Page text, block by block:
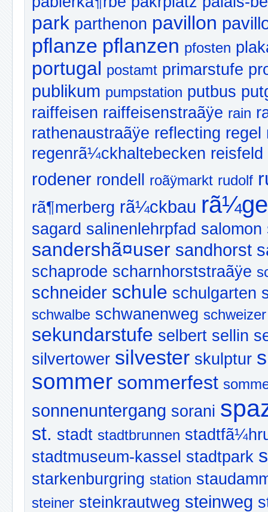
park parthenon pavillon
pflanze pflanzen pfosten
portugal postamt primarstufe
publikum pumpstation putbus
raiffeisen raiffeisenstraãÿe rain
rathenaustraãÿe reflecting regel
regenrã¼ckhaltebecken reisfeld
rodener rondell roãÿmarkt rudolf
rã¶merberg rã¼ckbau
sagard salinenlehrpfad salomon
sandershã¤user sandhorst
schaprode scharnhorststraãÿe
schneider schule schulgarten
schwalbe schwanenweg schweizer
sekundarstufe selbert sellin
silvertower silvester skulptur
sommer sommerfest
sonnenuntergang sorani
st. stadt stadtbrunnen
stadtmuseum-kassel stadtpark
starkenburgring station
steiner steinkrautweg steinweg